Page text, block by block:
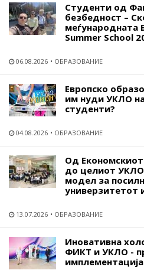
Студенти од
безбедност –
меѓународната
Summer School
06.08.2026 ОБРАЗОВАНИЕ
Европско
им нуди УКЛО
студенти?
04.08.2026 ОБРАЗОВАНИЕ
Од
до целиот УКЛО -
модел за
универзитетот
13.07.2026 ОБРАЗОВАНИЕ
Иновативна
ФИКТ и УКЛО -